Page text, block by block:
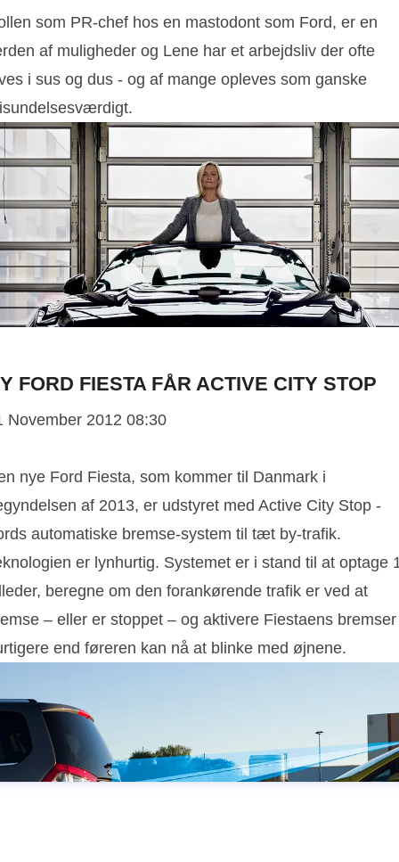
som PR-chef hos en mastodont som Ford, er en
af muligheder og Lene har et arbejdsliv der ofte
i sus og dus - og af mange opleves som ganske
FORD FIESTA FÅR ACTIVE CITY STOP
November 2012 08:30
nye Ford Fiesta, som kommer til Danmark i
af 2013, er udstyret med Active City Stop -
automatiske bremse-system til tæt by-trafik.
er lynhurtig. Systemet er i stand til at optage
beregne om den forankørende trafik er ved at
– eller er stoppet – og aktivere Fiestaens bremser
end føreren kan nå at blinke med øjnene.